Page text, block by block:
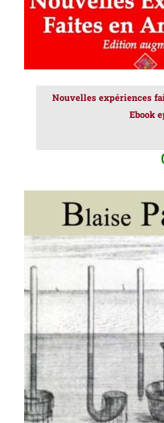
Nouvelles expériences
Ebook
AJOUTER AU